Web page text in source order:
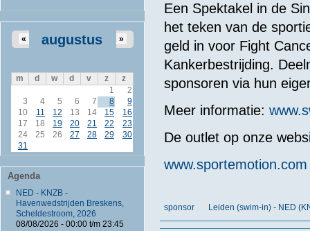
augustus
« »
m d w d v z
z
1
2
3
4 5 6 7 8
9
10
11 12 13 14 15
16
17
18 19 20 21 22
23
24
25 26 27 28 29
30
31
Agenda
NED - KNZB -
Havenwedstrijden Breskens,
Scheldestroom, 2026
08/08/2026 - 00:00t/m 23:45
Een Spektakel in de
het teken van de
geld in voor Fight
Kankerbestrijding.
sponsoren via hun
Meer informatie:
De outlet op onze
www.sportemotion.com
sponsor Leiden (swim-in) - NED